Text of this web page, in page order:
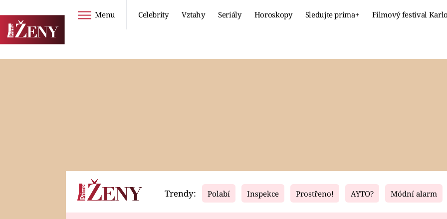
Menu Celebrity Vztahy Seriály Horoskopy Sledujte prima+ Filmový festival
Horoskopy Video Fresh Living
Trendy: Polabí Inspekce Prostřeno! AYTO? Módní alarm